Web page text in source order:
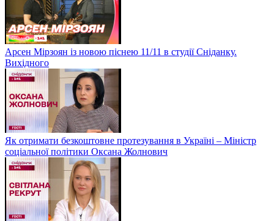
Арсен Мірзоян із новою піснею 11/11 в студії Сніданку.
Вихідного
Як отримати безкоштовне протезування в Україні – Міністр
соціальної політики Оксана Жолнович